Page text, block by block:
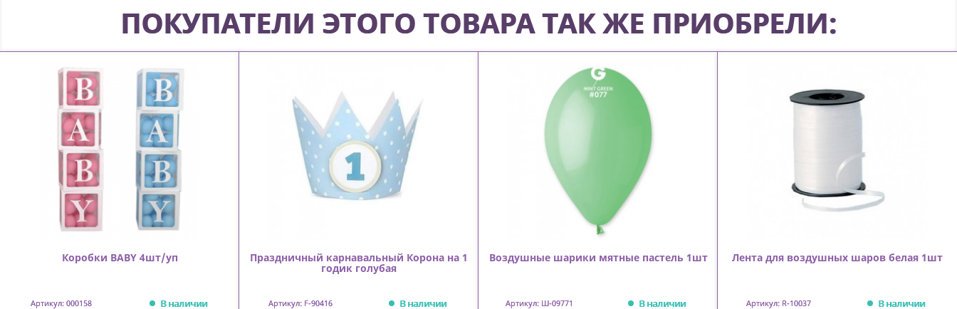
ПОКУПАТЕЛИ ЭТОГО ТОВАРА ТАК ЖЕ ПРИОБРЕЛИ:
Коробки BABY 4шт/уп
Артикул: 000158 В наличии
Праздничный карнавальный Корона на 1
годик голубая
Артикул: F-90416 В наличии
Воздушные шарики мятные пастель 1шт
Артикул: Ш-09771 В наличии
Лента для воздушных шаров белая 1шт
Артикул: R-10037 В наличии